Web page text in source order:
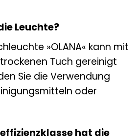
Leuchte?
»OLANA« kann mit
Tuch gereinigt
Sie die Verwendung
oder
hat die